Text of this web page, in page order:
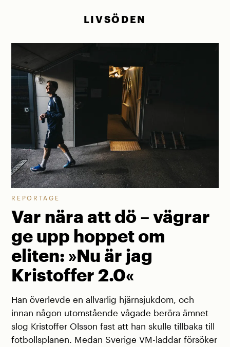
LIVSÖDEN
REPORTAGE
Var nära att dö – vägrar
ge upp hoppet om
eliten: »Nu är jag
Kristoffer 2.0«
Han överlevde en allvarlig hjärnsjukdom, och
innan någon utomstående vågade beröra ämnet
slog Kristoffer Olsson fast att han skulle tillbaka till
fotbollsplanen. Medan Sverige VM-laddar försöker